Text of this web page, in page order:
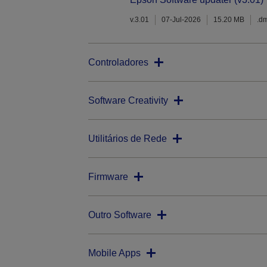
v.3.01 07-Jul-2026 15.20 MB
Controladores
Software Creativity
Utilitários de Rede
Firmware
Outro Software
Mobile Apps